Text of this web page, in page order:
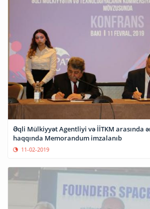
Əqli Mülkiyyət Agentliyi və İİTKM arasında
haqqında Memorandum imzalanıb
11-02-2019